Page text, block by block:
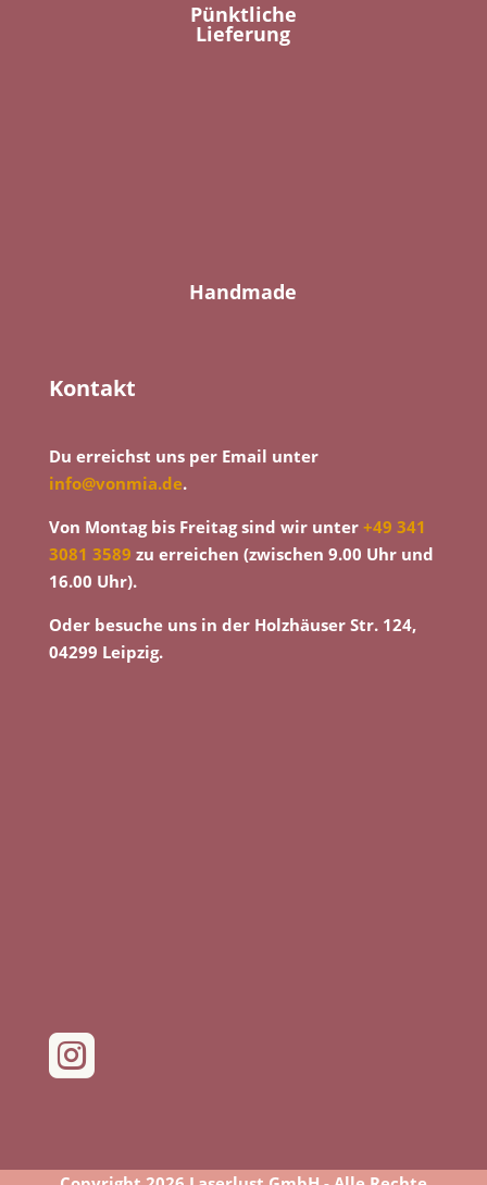
Pünktliche
Lieferung
Handmade
Kontakt
Du erreichst uns per Email unter
info@vonmia.de.
Von Montag bis Freitag sind wir unter +49 341
3081 3589 zu erreichen (zwischen 9.00 Uhr und
16.00 Uhr).
Oder besuche uns in der Holzhäuser Str. 124,
04299 Leipzig.
